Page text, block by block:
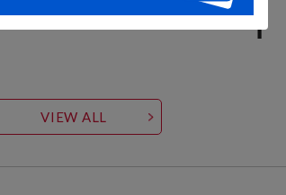
VIEW ALL